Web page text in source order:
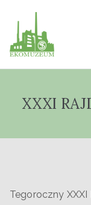
XXXI
Tegoroczny